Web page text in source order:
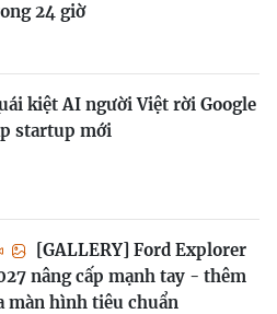
24 giờ
kiệt AI người Việt rời Google
startup mới
[GALLERY] Ford Explorer
nâng cấp mạnh tay - thêm
màn hình tiêu chuẩn